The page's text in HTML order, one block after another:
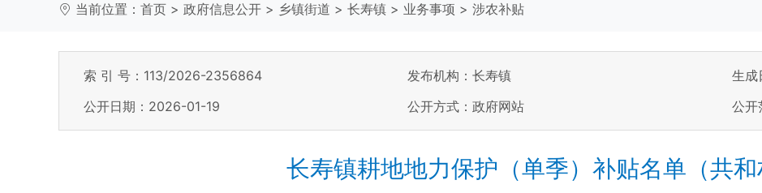
当前位置： 首页 > 政府信息公开 > 乡镇街道 > 长寿镇 > 业务事项 > 涉农补贴
索 引 号：113/2026-2356864 发布机构：长寿镇
生成
公开日期：2026-01-19
公开方式：政府网站 公开
长寿镇耕地地力保护（单季）补贴名单（共和